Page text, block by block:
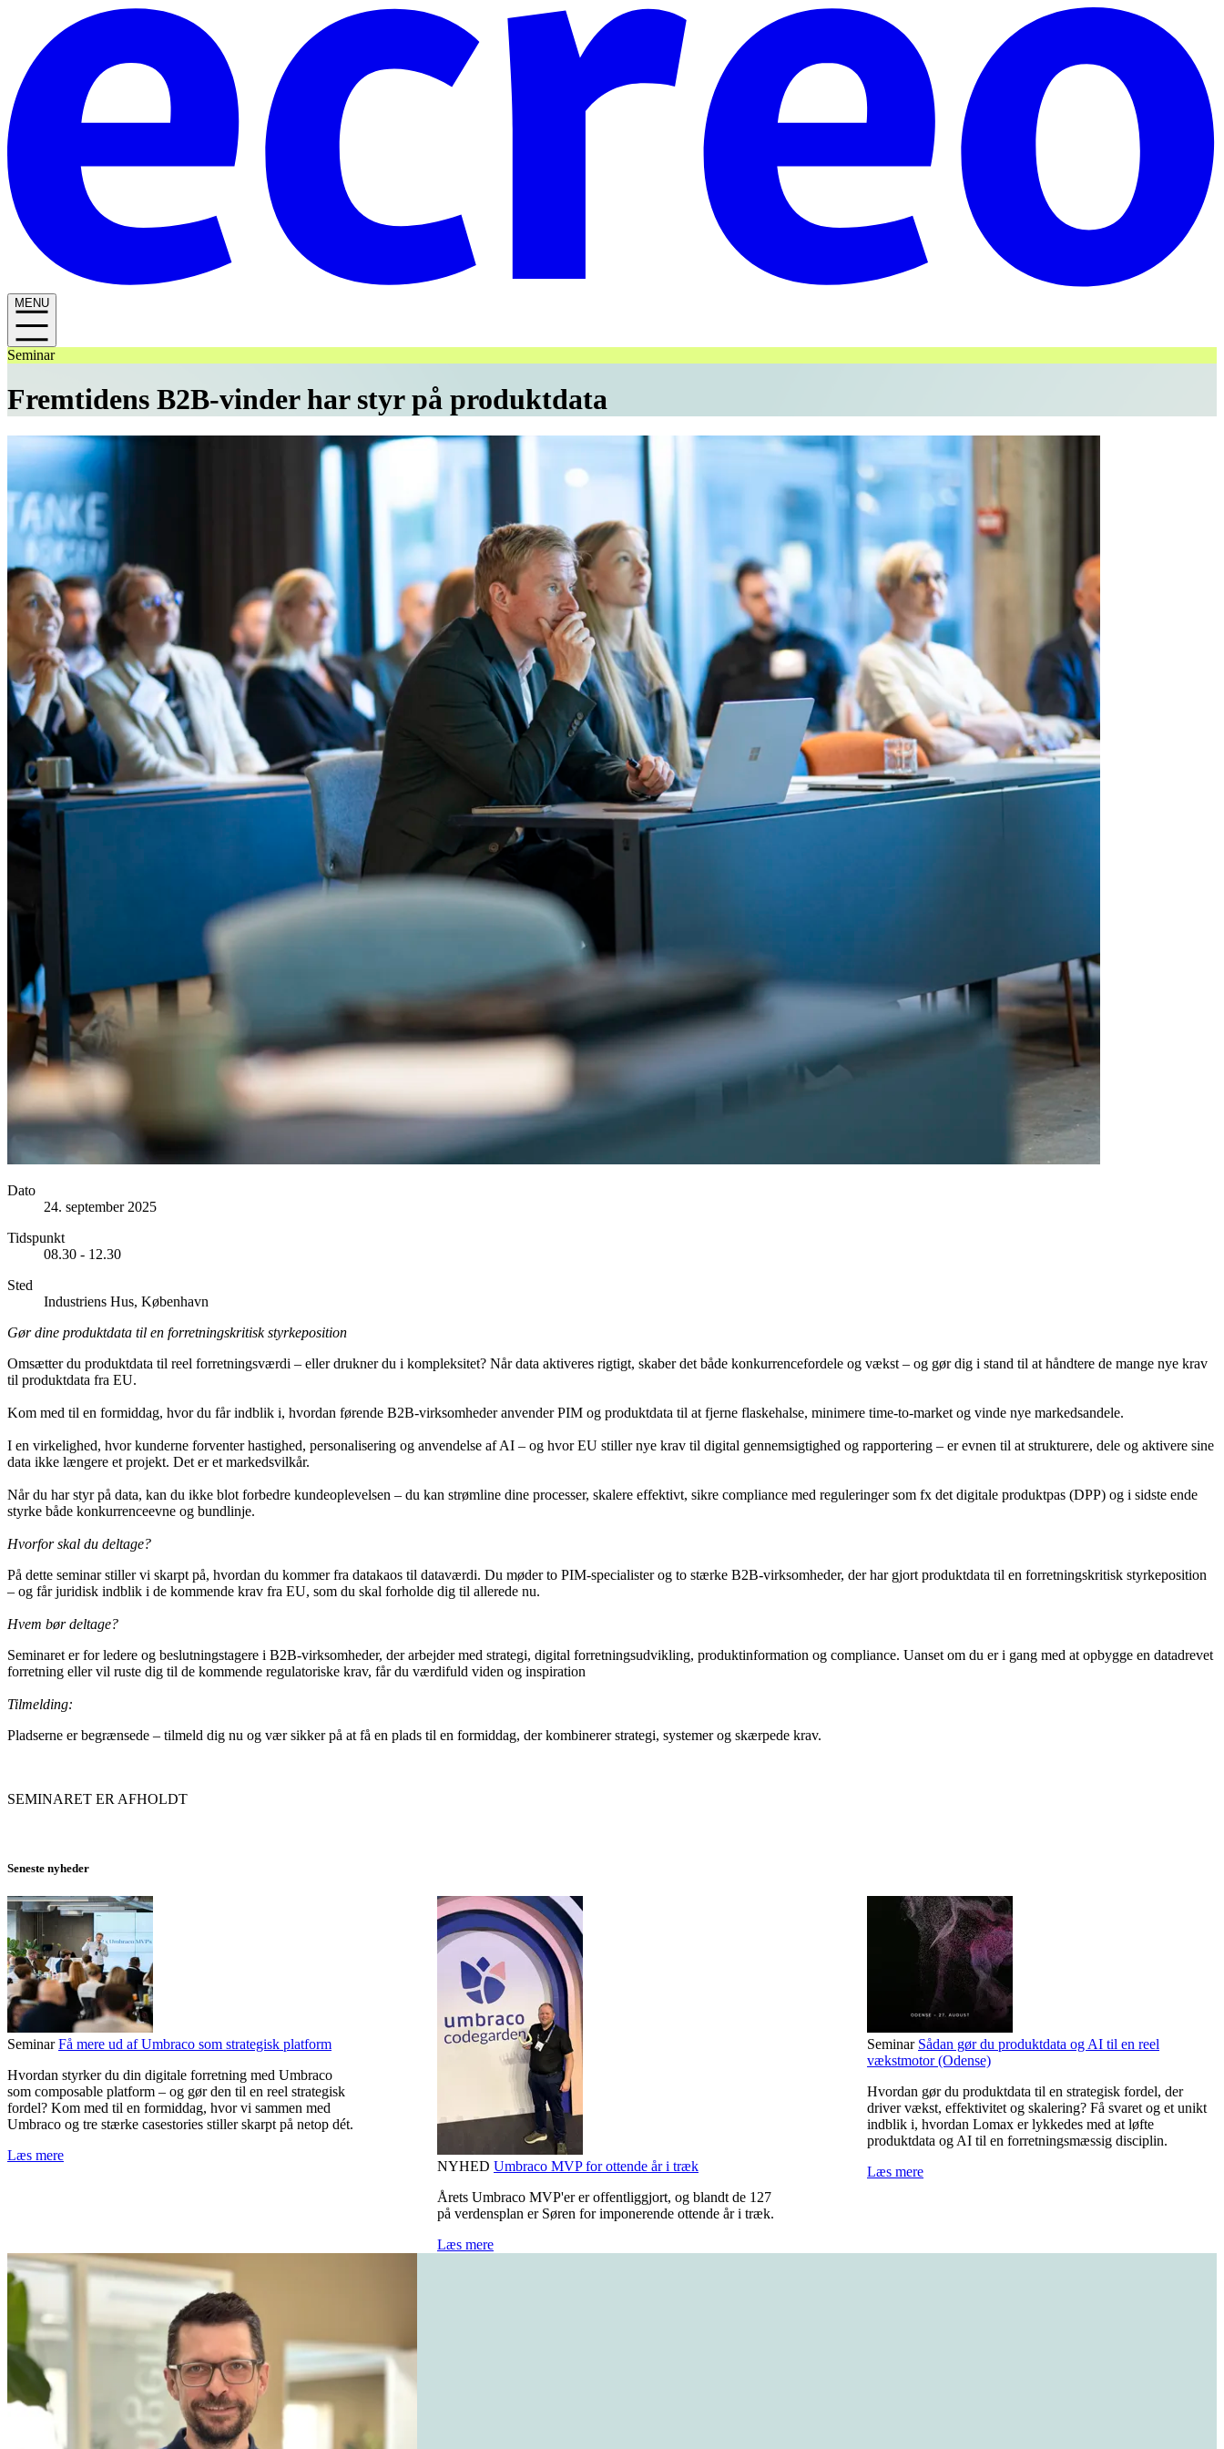
MENU
Seminar
Fremtidens B2B-vinder har styr på produktdata
Dato
24. september 2025
Tidspunkt
08.30 - 12.30
Sted
Industriens Hus, København
Gør dine produktdata til en forretningskritisk styrkeposition
Omsætter du produktdata til reel forretningsværdi – eller drukner du i kompleksitet? Når data aktiveres rigtigt, skaber det både konkurrencefordele og vækst – og gør dig i stand til at håndtere de mange nye krav
til produktdata fra EU.
Kom med til en formiddag, hvor du får indblik i, hvordan førende B2B-virksomheder anvender PIM og produktdata til at fjerne flaskehalse, minimere time-to-market og vinde nye markedsandele.
I en virkelighed, hvor kunderne forventer hastighed, personalisering og anvendelse af AI – og hvor EU stiller nye krav til digital gennemsigtighed og rapportering – er evnen til at strukturere, dele og aktivere sine
data ikke længere et projekt. Det er et markedsvilkår.
Når du har styr på data, kan du ikke blot forbedre kundeoplevelsen – du kan strømline dine processer, skalere effektivt, sikre compliance med reguleringer som fx det digitale produktpas (DPP) og i sidste ende
styrke både konkurrenceevne og bundlinje.
Hvorfor skal du deltage?
På dette seminar stiller vi skarpt på, hvordan du kommer fra datakaos til dataværdi. Du møder to PIM-specialister og to stærke B2B-virksomheder, der har gjort produktdata til en forretningskritisk styrkeposition
– og får juridisk indblik i de kommende krav fra EU, som du skal forholde dig til allerede nu.
Hvem bør deltage?
Seminaret er for ledere og beslutningstagere i B2B-virksomheder, der arbejder med strategi, digital forretningsudvikling, produktinformation og compliance. Uanset om du er i gang med at opbygge en datadrevet
forretning eller vil ruste dig til de kommende regulatoriske krav, får du værdifuld viden og inspiration
Tilmelding:
Pladserne er begrænsede – tilmeld dig nu og vær sikker på at få en plads til en formiddag, der kombinerer strategi, systemer og skærpede krav.
SEMINARET ER AFHOLDT
Seneste nyheder
SeminarFå mere ud af Umbraco som strategisk platform
Hvordan styrker du din digitale forretning med Umbraco
som composable platform – og gør den til en reel strategisk
fordel? Kom med til en formiddag, hvor vi sammen med
Umbraco og tre stærke casestories stiller skarpt på netop dét.
Læs mere
NYHED Umbraco MVP for ottende år i træk
Årets Umbraco MVP'er er offentliggjort, og blandt de 127
på verdensplan er Søren for imponerende ottende år i træk.
Læs mere
Seminar Sådan gør du produktdata og AI til en reel
vækstmotor (Odense)
Hvordan gør du produktdata til en strategisk fordel, der
driver vækst, effektivitet og skalering? Få svaret og et unikt
indblik i, hvordan Lomax er lykkedes med at løfte
produktdata og AI til en forretningsmæssig disciplin.
Læs mere